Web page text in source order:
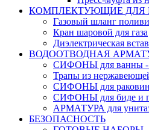
КОМПЛЕКТУЮЩИЕ ДЛЯ
Газовый шланг
Кран шаровой для газа
Диэлектрическая
ВОДООТВОДНАЯ
СИФОНЫ для ванны -
Трапы из
СИФОНЫ для
СИФОНЫ для биде и
АРМАТУРА для
БЕЗОПАСНОСТЬ